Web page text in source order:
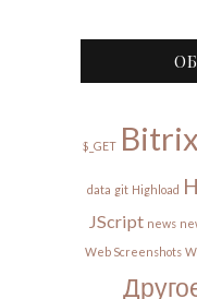
$_GET Bitrix
data git Highload
JScript news
Web Screenshots